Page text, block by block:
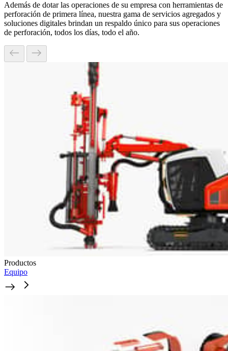
Además de dotar las operaciones de su empresa con herramientas de
perforación de primera línea, nuestra gama de servicios agregados y
soluciones digitales brindan un respaldo único para sus operaciones
de perforación, todos los días, todo el año.
Productos
Equipo